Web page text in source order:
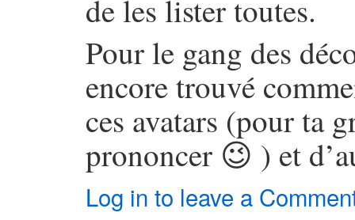
de les lister toutes.
Pour le gang des
encore trouvé
ces avatars (pour ta
prononcer 😉 ) et
Log in to leave a